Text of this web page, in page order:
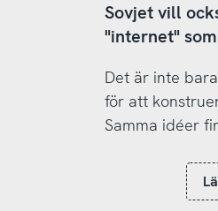
Sovjet vill
"internet"
Det är inte
för att
Samma idéer